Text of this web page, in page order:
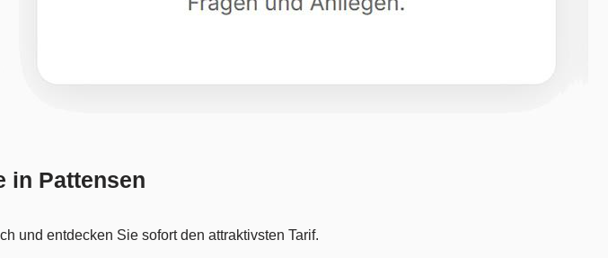
in Pattensen
und entdecken Sie sofort den attraktivsten Tarif.